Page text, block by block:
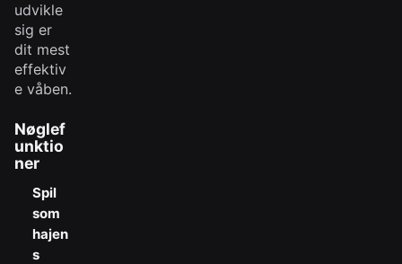
udvikle
sig er
dit mest
effektiv
e våben.
Nøglef
unktio
ner
Spil
som
hajen
s